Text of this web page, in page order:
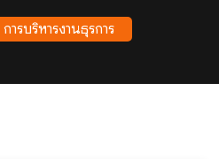
การบริหารงานธุรการ